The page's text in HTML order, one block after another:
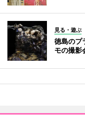
見る・遊ぶ
徳島のプ
モの撮影